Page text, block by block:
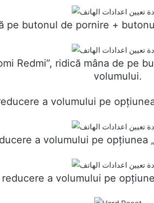
pe butonul de pornire +
Redmi”, ridică mâna de pe
volumului.
a volumului pe
a volumului pe opțiunea
a volumului pe